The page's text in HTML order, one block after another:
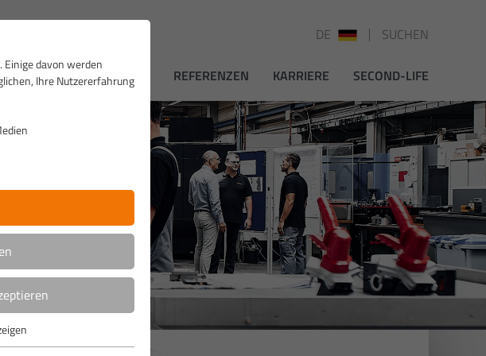
DE SUCHEN
UNTERNEHMEN NEWS REFERENZEN KARRIERE SECOND-LIFE
davon werden
Ihre Nutzererfahrung